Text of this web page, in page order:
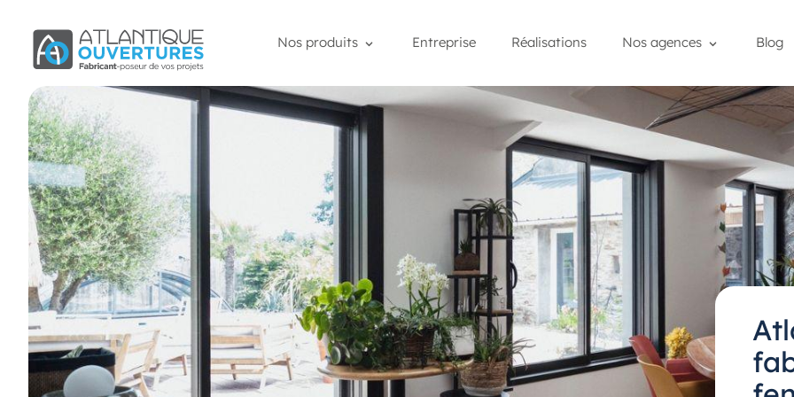
Nos produits Entreprise Réalisations Nos agences Blog